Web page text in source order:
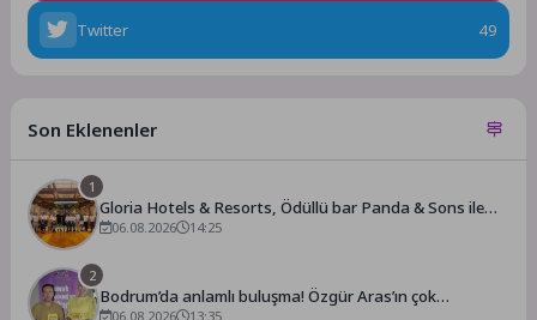
Twitter 49
Son Eklenenler
1
Gloria Hotels & Resorts, Ödüllü bar Panda & Sons ile
unutulmaz bir Miksoloji Gecesine İmza Attı
06.08.2026 14:25
2
Bodrum’da anlamlı buluşma! Özgür Aras’ın çok
06.08.2026 13:35